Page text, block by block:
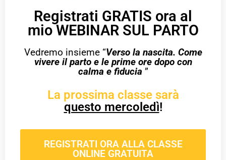
Registrati GRATIS ora al
mio WEBINAR SUL PARTO
Vedremo insieme “Verso la nascita. Come
vivere il parto e le prime ore dopo con
calma e fiducia ”
La prossima classe sarà
questo mercoledì!
REGISTRATI ORA ALLA CLASSE
ONLINE GRATUITA